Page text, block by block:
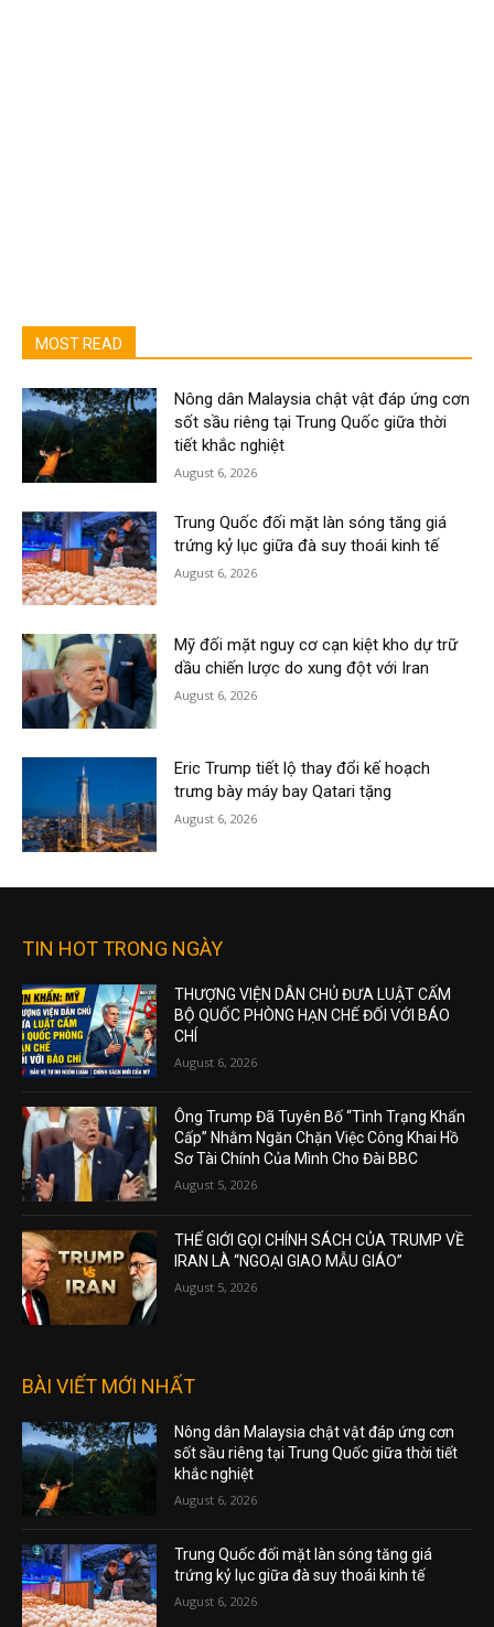
MOST READ
Nông dân Malaysia chật vật đáp ứng cơn
sốt sầu riêng tại Trung Quốc giữa thời
tiết khắc nghiệt
August 6, 2026
Trung Quốc đối mặt làn sóng tăng giá
trứng kỷ lục giữa đà suy thoái kinh tế
August 6, 2026
Mỹ đối mặt nguy cơ cạn kiệt kho dự trữ
dầu chiến lược do xung đột với Iran
August 6, 2026
Eric Trump tiết lộ thay đổi kế hoạch
trưng bày máy bay Qatari tặng
August 6, 2026
TIN HOT TRONG NGÀY
THƯỢNG VIỆN DÂN CHỦ ĐƯA LUẬT CẤM
BỘ QUỐC PHÒNG HẠN CHẾ ĐỐI VỚI BÁO
CHÍ
August 6, 2026
Ông Trump Đã Tuyên Bố “Tình Trạng Khẩn
Cấp” Nhằm Ngăn Chặn Việc Công Khai Hồ
Sơ Tài Chính Của Mình Cho Đài BBC
August 5, 2026
THẾ GIỚI GỌI CHÍNH SÁCH CỦA TRUMP VỀ
IRAN LÀ “NGOẠI GIAO MẪU GIÁO”
August 5, 2026
BÀI VIẾT MỚI NHẤT
Nông dân Malaysia chật vật đáp ứng cơn
sốt sầu riêng tại Trung Quốc giữa thời tiết
khắc nghiệt
August 6, 2026
Trung Quốc đối mặt làn sóng tăng giá
trứng kỷ lục giữa đà suy thoái kinh tế
August 6, 2026